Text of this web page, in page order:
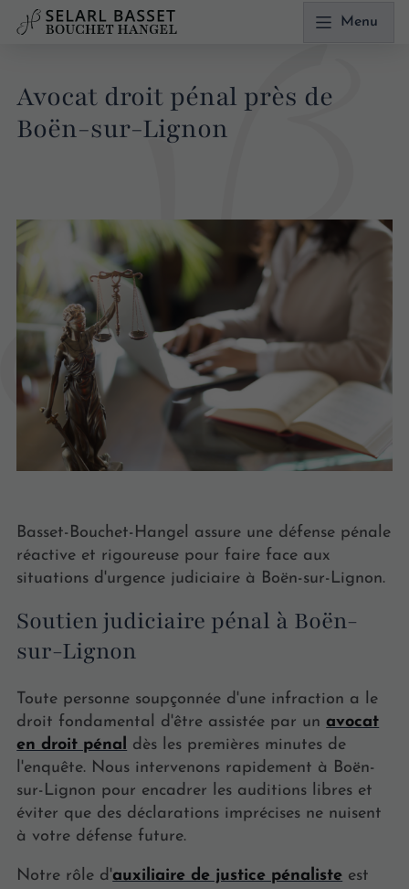
Menu
Avocat droit pénal près de
Boën-sur-Lignon
Basset-Bouchet-Hangel assure une défense pénale
réactive et rigoureuse pour faire face aux
situations d'urgence judiciaire à Boën-sur-Lignon.
Soutien judiciaire pénal à Boën-
sur-Lignon
Toute personne soupçonnée d'une infraction a le
droit fondamental d'être assistée par unavocat
en droit pénal
dès les premières minutes de
l'enquête. Nous intervenons rapidement à Boën-
sur-Lignon pour encadrer les auditions libres et
éviter que des déclarations imprécises ne nuisent
à votre défense future.
Notre rôle d'auxiliaire de justice pénaliste est